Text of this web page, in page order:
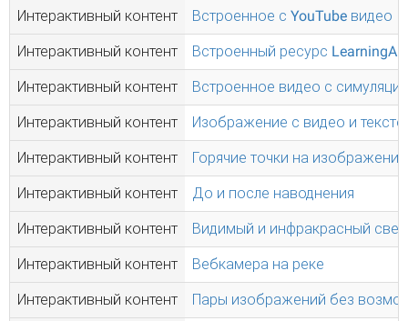
Интерактивный контент Встроенное с YouTube видео
Интерактивный контент Встроенный ресурс
Интерактивный контент Встроенное видео с
Интерактивный контент Изображение с видео и
Интерактивный контент Горячие точки на
Интерактивный контент До и после наводнения
Интерактивный контент Видимый и инфракрасный свет
Интерактивный контент Вебкамера на реке
Интерактивный контент Пары изображений без